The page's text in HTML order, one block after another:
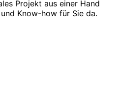
Projekt aus einer Hand
Know-how für Sie da.